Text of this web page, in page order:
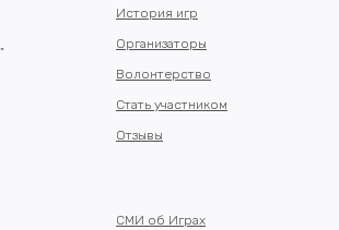
История игр
Организаторы
Волонтерство
Стать участником
Отзывы
СМИ об Играх